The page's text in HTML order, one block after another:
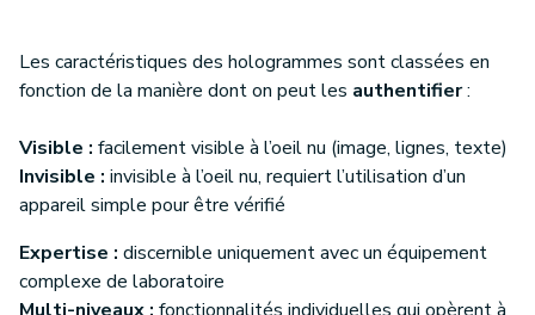
Les caractéristiques des hologrammes sont classées en
fonction de la manière dont on peut les authentifier:
Visible : facilement visible à l’oeil nu (image, lignes, texte)
Invisible : invisible à l’oeil nu, requiert l’utilisation d’un
appareil simple pour être vérifié
Expertise : discernible uniquement avec un équipement
complexe de laboratoire